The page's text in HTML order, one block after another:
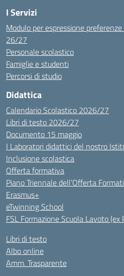
I Servizi
Modulo per espressione
26/27
Personale scolastico
Famiglie e studenti
Percorsi di studio
Didattica
Calendario Scolastico 2026/27
Libri di testo 2026/27
Documento 15 maggio
I Laboratori didattici del nostro
Inclusione scolastica
Offerta formativa
Piano Triennale dell’Offerta
Erasmus+
eTwinning School
FSL Formazione Scuola Lavoto (ex
Libri di testo
Albo online
Amm. Trasparente